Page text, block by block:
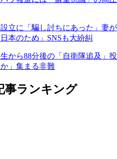
立に「騙し討ちにあった」妻が
本のため」SNSも大紛糾
から88分後の「自衛隊追及」投
」集まる非難
事ランキング